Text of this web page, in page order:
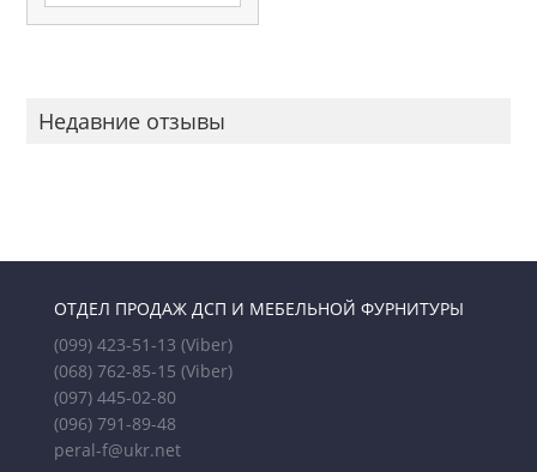
Недавние отзывы
ОТДЕЛ ПРОДАЖ ДСП И МЕБЕЛЬНОЙ ФУРНИТУРЫ
(099) 423-51-13 (Viber)
(068) 762-85-15 (Viber)
(097) 445-02-80
(096) 791-89-48
peral-f@ukr.net